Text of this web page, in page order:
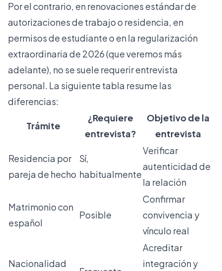
Por el contrario, en renovaciones estándar de
autorizaciones de trabajo o residencia, en
permisos de estudiante o en la regularización
extraordinaria de 2026 (que veremos más
adelante), no se suele requerir entrevista
personal. La siguiente tabla resume las
diferencias:
Trámite
¿Requiere
entrevista?
Objetivo de la
entrevista
Residencia por
pareja de hecho
Sí,
habitualmente
Verificar
autenticidad de
la relación
Matrimonio con
español
Posible
Confirmar
convivencia y
vínculo real
Nacionalidad
Acreditar
integración y